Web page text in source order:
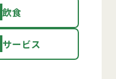
飲食
サービス